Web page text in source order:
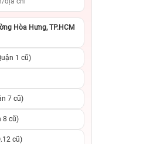
hãng
8.990.000đ
người thân
Hòa Hưng, TP.HCM
1 cũ)
7 cũ)
8 cũ)
cũ)